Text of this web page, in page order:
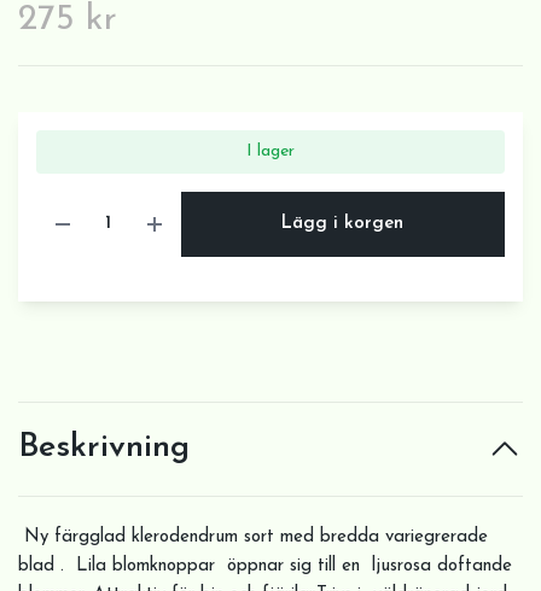
275 kr
I lager
Lägg i korgen
Beskrivning
Ny färgglad klerodendrum sort med bredda variegrerade
blad . Lila blomknoppar öppnar sig till en ljusrosa doftande